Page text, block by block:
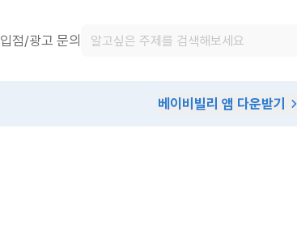
입점/광고 문의
베이비빌리 앱 다운받기